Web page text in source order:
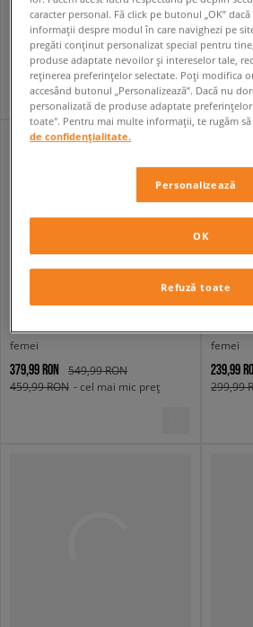
NIKE AIR FORCE 1 LOW
femei
629,99 RON
AIR
femei
1 099,99
ADIDAS TAEKWONDO MEI BALLET W
femei
379,99 RON
549,99 RON
459,99 RON - cel mai mic preț
CROCS
femei
239,99
299,99
caracter personal. Fă click pe butonul „OK”
informații despre modul în care navighezi pe
pregăti conținut personalizat special pentru
produse adaptate nevoilor și intereselor tale,
reținerea preferințelor selectate. Poți modifica
accesând butonul „Personalizează”. Dacă nu
personalizată de produse adaptate preferințelor
toate". Pentru mai multe informații, te rugăm să
de confidențialitate.
Personalizează
Refuză toate
OK